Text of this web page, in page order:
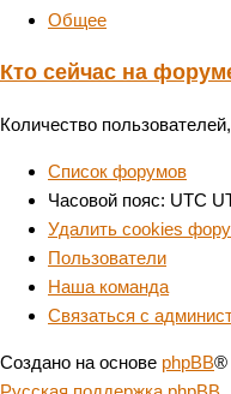
Общее
Кто сейчас на
Количество
Список форумов
Часовой пояс: UTC
Удалить cookies
Пользователи
Наша команда
Связаться с
Создано на основе phpBB®